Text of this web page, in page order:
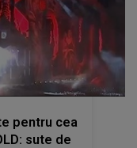
pentru cea
sute de